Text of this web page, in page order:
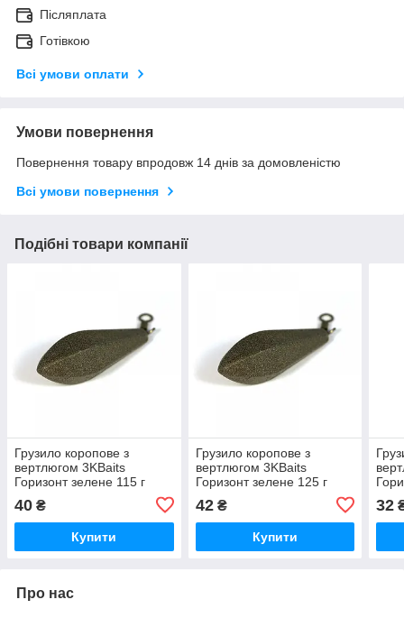
Післяплата
Готівкою
Всі умови оплати
Умови повернення
Повернення товару впродовж 14 днів за домовленістю
Всі умови повернення
Подібні товари компанії
Грузило коропове з
вертлюгом 3KBaits
Горизонт зелене 115 г
40 ₴
Купити
Грузило коропове з
вертлюгом 3KBaits
Горизонт зелене 125 г
42₴
Купити
32
Про нас